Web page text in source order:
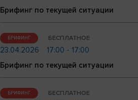
Брифинг по текущей ситуации
БРИФИНГ БЕСПЛАТНОЕ
23.04.2026
17:00 - 17:00
Брифинг по текущей ситуации
БРИФИНГ БЕСПЛАТНОЕ